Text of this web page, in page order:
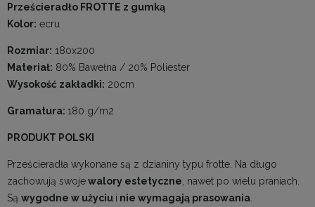
Prześcieradło FROTTE z gumką
Kolor: ecru
Rozmiar: 180x200
Materiał: 80% Bawełna / 20% Poliester
Wysokość zakładki: 20cm
Gramatura: 180 g/m2
PRODUKT POLSKI
Prześcieradła wykonane są z dzianiny typu frotte. Na długo
zachowują swojewalory estetyczne , nawet po wielu praniach.
Są wygodne w użyciu i nie wymagają prasowania